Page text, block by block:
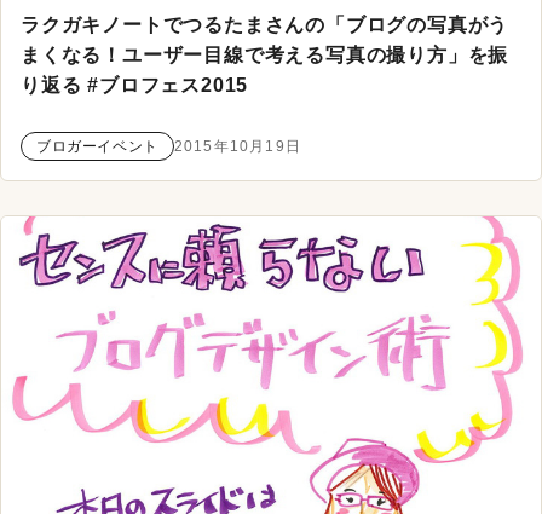
ラクガキノートでつるたまさんの「ブログの写真がう
まくなる！ユーザー目線で考える写真の撮り方」を振
り返る #ブロフェス2015
ブロガーイベント 2015年10月19日